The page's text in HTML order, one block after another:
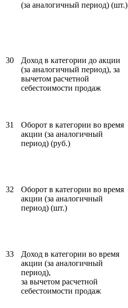
(за аналогичный период) (шт.)
30
Доход в категории до акции
(за аналогичный период), за
вычетом расчетной
себестоимости продаж
31
Оборот в категории во время
акции (за аналогичный
период) (руб.)
32
Оборот в категории во время
акции (за аналогичный
период) (шт.)
33
Доход в категории во время
акции (за аналогичный
период),
за вычетом расчетной
себестоимости продаж